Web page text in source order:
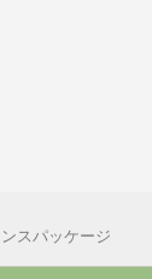
スパッケージ